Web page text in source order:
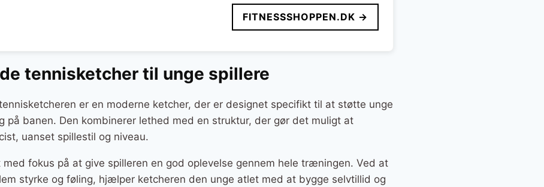
FITNESSSHOPPEN.DK →
tennisketcher til unge spillere
er en moderne ketcher, der er designet specifikt til at støtte unge
på banen. Den kombinerer lethed med en struktur, der gør det muligt at
uanset spillestil og niveau.
med fokus på at give spilleren en god oplevelse gennem hele træningen. Ved at
styrke og føling, hjælper ketcheren den unge atlet med at bygge selvtillid og